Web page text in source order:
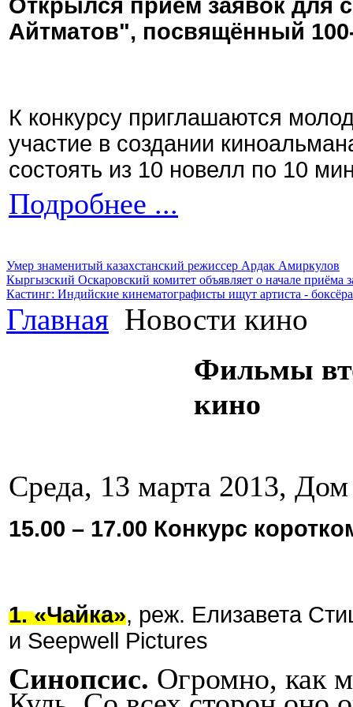
Открылся приём заявок для
Айтматов", посвящённый
К конкурсу приглашаются
участие в создании
состоять из 10 новелл по 10
Подробнее ...
Умер знаменитый казахстанский режиссер Ардак Амиркулов
Кыргызский Оскаровский комитет объявляет о начале приёма
Кастинг: Индийские кинематографисты ищут артиста -
Главная Новости кино
Фильмы
кино
Среда, 13 марта 2013,
15.00 – 17.00 Конкурс
1.«Чайка», реж. Елизавета
и Seepwell Pictures
Синопсис. Огромно, как